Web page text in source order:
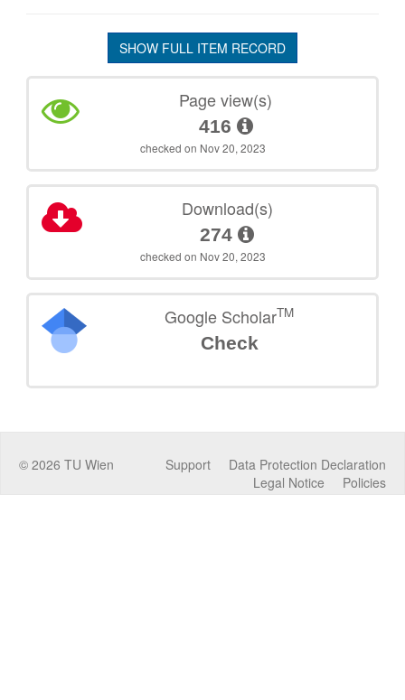
SHOW FULL ITEM RECORD
Page view(s)
416
checked on Nov 20, 2023
Download(s)
274
checked on Nov 20, 2023
Google ScholarTM
Check
© 2026 TU Wien Data Protection Declaration
Support
Policies
Legal Notice